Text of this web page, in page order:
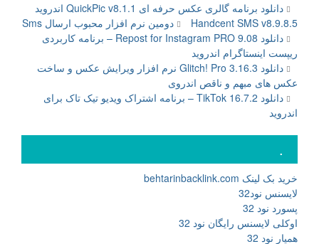
دانلود برنامه گالری عکس حرفه ای QuickPic v8.1.1 اندروید
Handcent SMS v8.9.8.5 دومین نرم افزار محبوب ارسال Sms
دانلود Repost for Instagram PRO 9.08 – برنامه کاربردی
ریپست اینستاگرام اندروید
دانلود Glitch! Pro 3.16.3 نرم افزار ویرایش عکس و ساخت
عکس های مبهم و ناقص اندروی
دانلود TikTok 16.7.2 – برنامه اشتراک ویدیو تیک تاک برای
اندروید
.
خرید بک لینک behtarinbacklink.com
لایسنس نود32
پسورد نود 32
اوکلی لایسنس رایگان نود 32
همیار نود 32